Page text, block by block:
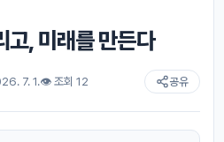
고, 미래를 만든다
7. 1.👁 조회 12 공유